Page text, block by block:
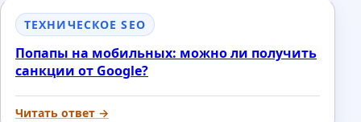
ТЕХНИЧЕСКОЕ SEO
Попапы на мобильных: можно ли получить
санкции от Google?
Читать ответ →